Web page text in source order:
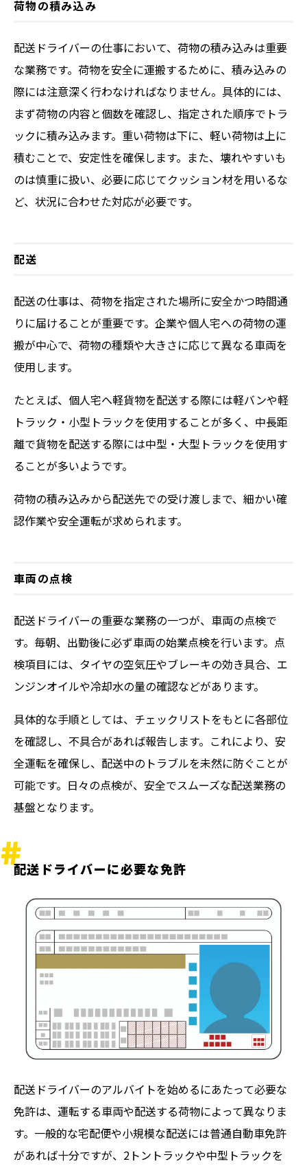
荷物の積み込み
配送ドライバーの仕事において、荷物の積み込みは重要
な業務です。荷物を安全に運搬するために、積み込みの
際には注意深く行わなければなりません。具体的には、
まず荷物の内容と個数を確認し、指定された順序でトラ
ックに積み込みます。重い荷物は下に、軽い荷物は上に
積むことで、安定性を確保します。また、壊れやすいも
のは慎重に扱い、必要に応じてクッション材を用いるな
ど、状況に合わせた対応が必要です。
配送
配送の仕事は、荷物を指定された場所に安全かつ時間通
りに届けることが重要です。企業や個人宅への荷物の運
搬が中心で、荷物の種類や大きさに応じて異なる車両を
使用します。
たとえば、個人宅へ軽貨物を配送する際には軽バンや軽
トラック・小型トラックを使用することが多く、中長距
離で貨物を配送する際には中型・大型トラックを使用す
ることが多いようです。
荷物の積み込みから配送先での受け渡しまで、細かい確
認作業や安全運転が求められます。
車両の点検
配送ドライバーの重要な業務の一つが、車両の点検で
す。毎朝、出勤後に必ず車両の始業点検を行います。点
検項目には、タイヤの空気圧やブレーキの効き具合、エ
ンジンオイルや冷却水の量の確認などがあります。
具体的な手順としては、チェックリストをもとに各部位
を確認し、不具合があれば報告します。これにより、安
全運転を確保し、配送中のトラブルを未然に防ぐことが
可能です。日々の点検が、安全でスムーズな配送業務の
基盤となります。
配送ドライバーに必要な免許
配送ドライバーのアルバイトを始めるにあたって必要な
免許は、運転する車両や配送する荷物によって異なりま
す。一般的な宅配便や小規模な配送には普通自動車免許
があれば十分ですが、2トントラックや中型トラックを